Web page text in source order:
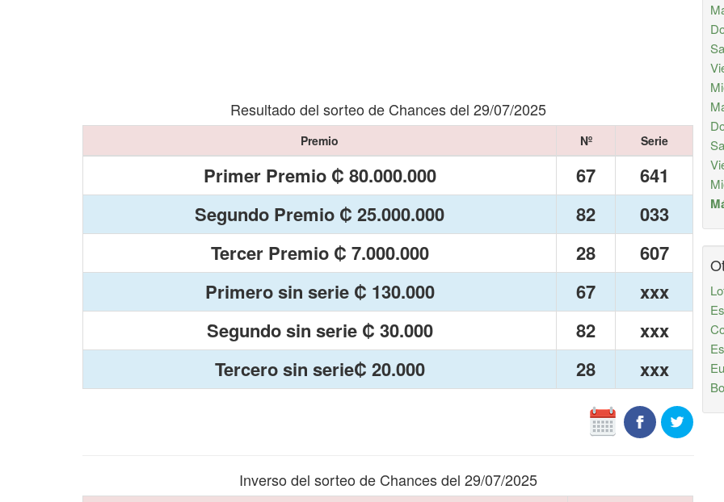
Resultado del sorteo de Chances del 29/07/2025
Premio Nº Serie
Primer Premio ₡ 80.000.000 67
641
Segundo Premio ₡ 25.000.000
82
033
Tercer Premio ₡ 7.000.000
28
607
Primero sin serie ₡ 130.000
67
xxx
Segundo sin serie ₡ 30.000
82
xxx
Tercero sin serie₡ 20.000
28 xxx
Inverso del sorteo de Chances del 29/07/2025